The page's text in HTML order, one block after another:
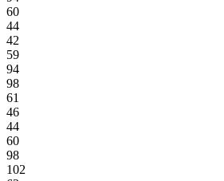
60
44
42
59
94
98
61
46
44
60
98
102